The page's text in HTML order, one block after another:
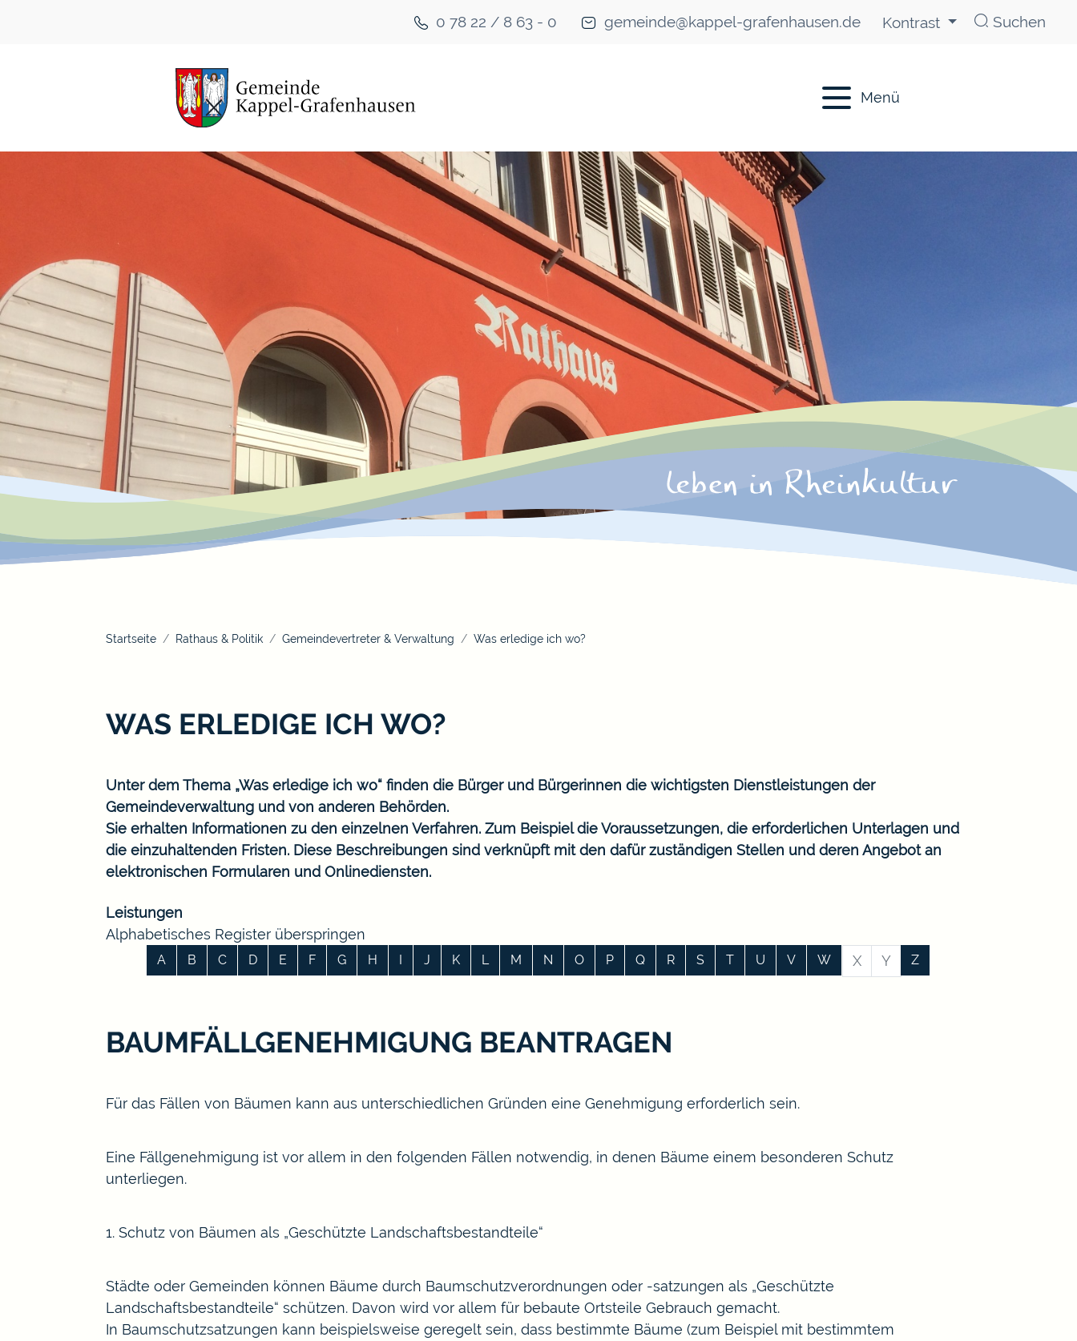
0 78 22 / 8 63 - 0 gemeinde@kappel-grafenhausen.de Kontrast Suchen
Menü
Startseite Rathaus & Politik Gemeindevertreter & Verwaltung Was erledige ich wo?
WAS ERLEDIGE ICH WO?
Unter dem Thema „Was erledige ich wo“ finden die Bürger und Bürgerinnen die wichtigsten Dienstleistungen der
Gemeindeverwaltung und von anderen Behörden.
Sie erhalten Informationen zu den einzelnen Verfahren. Zum Beispiel die Voraussetzungen, die erforderlichen Unterlagen und
die einzuhaltenden Fristen. Diese Beschreibungen sind verknüpft mit den dafür zuständigen Stellen und deren Angebot an
elektronischen Formularen und Onlinediensten.
Leistungen
Alphabetisches Register überspringen
A B C D E F G H I J K L M N O P Q R S T U V W X Y Z
BAUMFÄLLGENEHMIGUNG BEANTRAGEN
Für das Fällen von Bäumen kann aus unterschiedlichen Gründen eine Genehmigung erforderlich sein.
Eine Fällgenehmigung ist vor allem in den folgenden Fällen notwendig, in denen Bäume einem besonderen Schutz
unterliegen.
1. Schutz von Bäumen als „Geschützte Landschaftsbestandteile“
Städte oder Gemeinden können Bäume durch Baumschutzverordnungen oder -satzungen als „Geschützte
Landschaftsbestandteile“ schützen. Davon wird vor allem für bebaute Ortsteile Gebrauch gemacht.
In Baumschutzsatzungen kann beispielsweise geregelt sein, dass bestimmte Bäume (zum Beispiel mit bestimmtem